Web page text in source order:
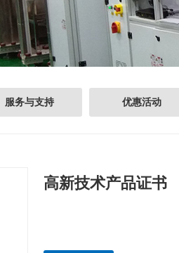
服务与支持 优惠活动
高新技术产品证书